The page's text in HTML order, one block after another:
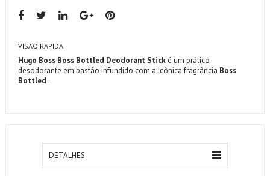
VISÃO RÁPIDA
Hugo Boss Boss Bottled Deodorant Stick é um prático
desodorante em bastão infundido com a icônica fragrância Boss
Bottled .
DETALHES